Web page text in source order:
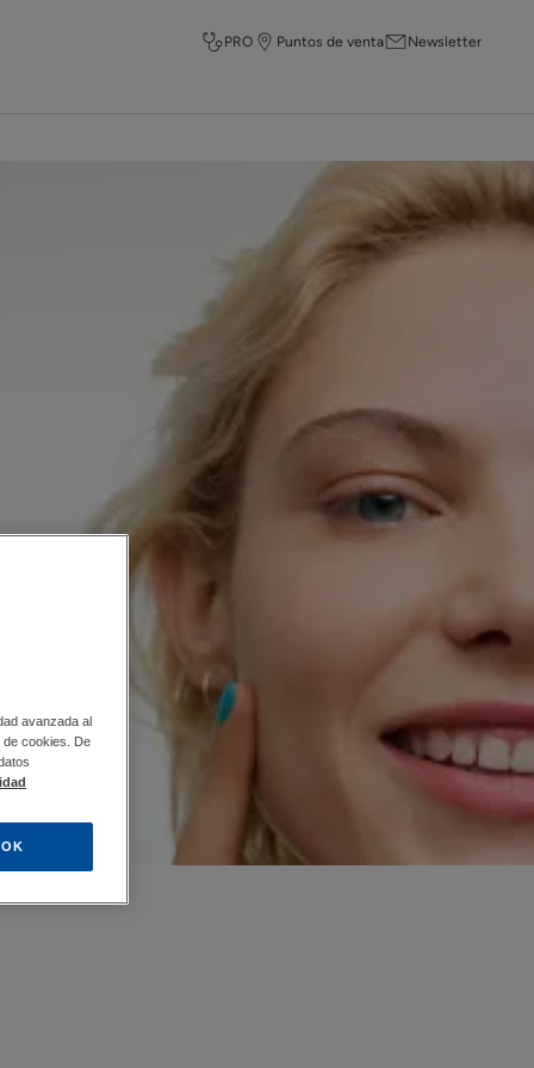
PRO Puntos de venta Newsletter
avanzada al
de cookies. De
OK